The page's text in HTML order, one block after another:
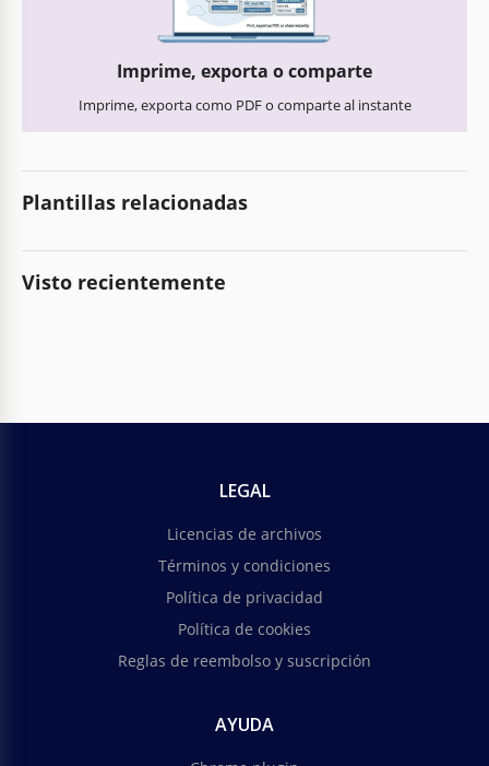
Imprime, exporta o comparte
Imprime, exporta como PDF o comparte al instante
Plantillas relacionadas
Visto recientemente
LEGAL
Licencias de archivos
Términos y condiciones
Política de privacidad
Política de cookies
Reglas de reembolso y suscripción
AYUDA